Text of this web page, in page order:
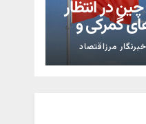
در انتظار
گمرکی و
خبرنگار مرزاقتصاد